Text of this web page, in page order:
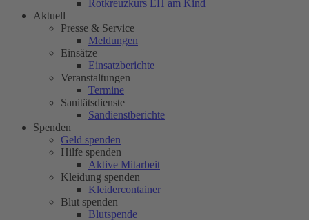
Rotkreuzkurs EH am Kind
Aktuell
Presse & Service
Meldungen
Einsätze
Einsatzberichte
Veranstaltungen
Termine
Sanitätsdienste
Sandienstberichte
Spenden
Geld spenden
Hilfe spenden
Aktive Mitarbeit
Kleidung spenden
Kleidercontainer
Blut spenden
Blutspende